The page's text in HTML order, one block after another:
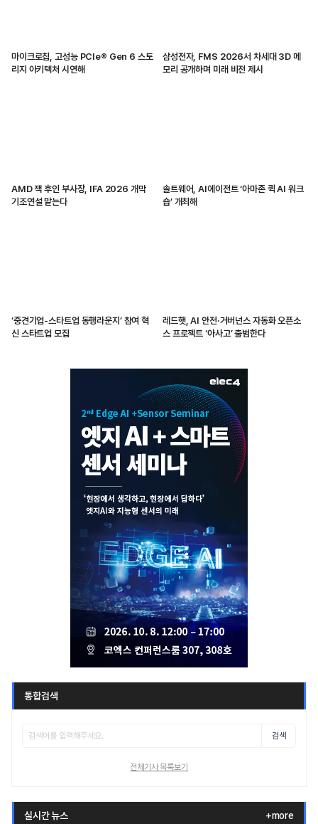
마이크로칩, 고성능 PCIe® Gen 6 스토
리지 아키텍처 시연해
삼성전자, FMS 2026서 차세대 3D 메
모리 공개하며 미래 비전 제시
AMD 잭 후인 부사장, IFA 2026 개막
기조연설 맡는다
솔트웨어, AI에이전트 ‘아마존 퀵 AI 워크
숍’ 개최해
‘중견기업-스타트업 동행라운지’ 참여 혁
신 스타트업 모집
레드햇, AI 안전·거버넌스 자동화 오픈소
스 프로젝트 ‘아사고’ 출범한다
통합검색
검색
전체기사 목록보기
실시간 뉴스 +more